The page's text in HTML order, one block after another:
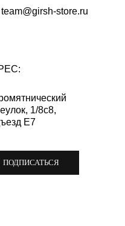
ПОДПИСАТЬСЯ
1/8с8,
Е7
team@girsh-store.ru